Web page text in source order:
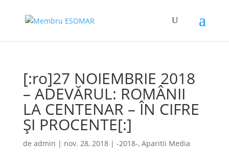
[:ro]27 NOIEMBRIE 2018
– ADEVĂRUL: ROMÂNII
LA CENTENAR – ÎN CIFRE
ŞI PROCENTE[:]
de admin | nov. 28, 2018| -2018-, Aparitii Media